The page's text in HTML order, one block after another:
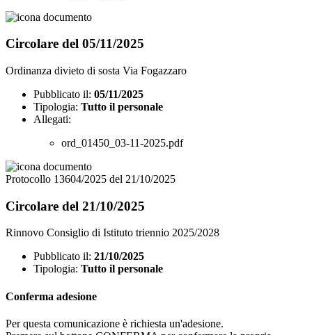
Circolare del 05/11/2025
Ordinanza divieto di sosta Via Fogazzaro
Pubblicato il: 05/11/2025
Tipologia: Tutto il personale
Allegati:
ord_01450_03-11-2025.pdf
Protocollo 13604/2025 del 21/10/2025
Circolare del 21/10/2025
Rinnovo Consiglio di Istituto triennio 2025/2028
Pubblicato il: 21/10/2025
Tipologia: Tutto il personale
Conferma adesione
Per questa comunicazione è richiesta un'adesione.